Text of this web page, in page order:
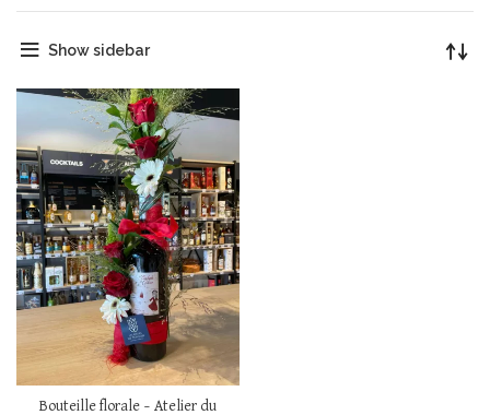
Show sidebar
Bouteille florale – Atelier du